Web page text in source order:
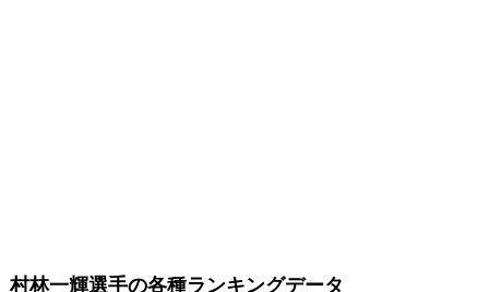
村林一輝選手の各種ランキングデータ